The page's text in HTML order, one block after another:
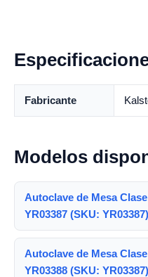
Fabricante
Modelos
Autoclave de Mesa
YR03387 (SKU: YR03387)
Autoclave de Mesa
YR03388 (SKU: YR03387)